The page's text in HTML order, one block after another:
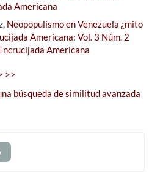
Americana
Neopopulismo en Venezuela ¿mito
Americana: Vol. 3 Núm. 2
Americana
>>
búsqueda de similitud avanzada